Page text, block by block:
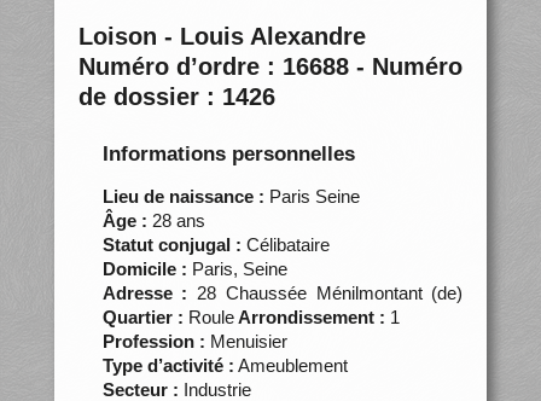
Loison - Louis Alexandre
Numéro d’ordre : 16688 - Numéro
de dossier : 1426
Informations personnelles
Lieu de naissance : Paris Seine
Âge : 28 ans
Statut conjugal : Célibataire
Domicile : Paris, Seine
Adresse : 28 Chaussée Ménilmontant (de)
Quartier : RouleArrondissement : 1
Profession : Menuisier
Type d’activité : Ameublement
Secteur : Industrie